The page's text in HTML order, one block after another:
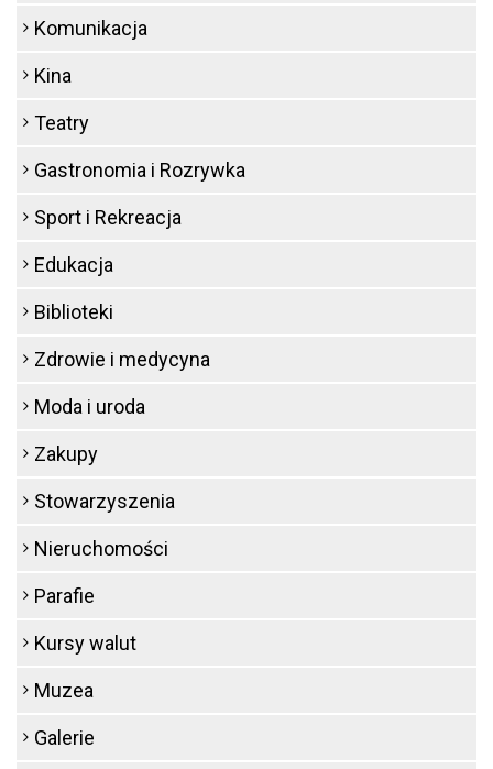
Komunikacja
Kina
Teatry
Gastronomia i Rozrywka
Sport i Rekreacja
Edukacja
Biblioteki
Zdrowie i medycyna
Moda i uroda
Zakupy
Stowarzyszenia
Nieruchomości
Parafie
Kursy walut
Muzea
Galerie